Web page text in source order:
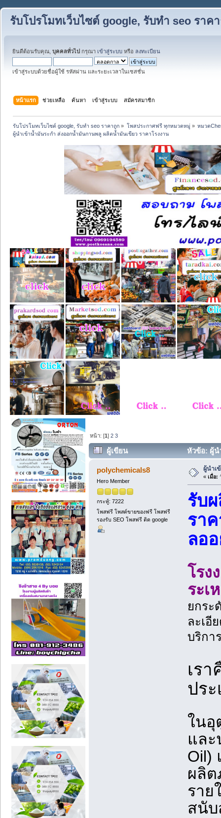
รับโปรโมทเว็บไซต์ google, รับทำ seo ราค
ยินดีต้อนรับคุณ, บุคคลทั่วไป กรุณา เข้าสู่ระบบ หรือ ลงทะเบียน
เข้าสู่ระบบด้วยชื่อผู้ใช้ รหัสผ่าน และระยะเวลาในเซสชั่น
หน้าแรก ช่วยเหลือ ค้นหา เข้าสู่ระบบ สมัครสมาชิก
รับโปรโมทเว็บไซต์ google, รับทำ seo ราคาถูก » โพสประกาศฟรี ทุกหมวดหมู่» หมวด
ผู้นำเข้าน้ำมันระกำ ส่งออกน้ำมันกานพลู ผลิตน้ำมันเขียว ราคาโรงงาน
หน้า: [1]2 3
ผู้เขียน หัวข้อ: ผู้น
polychemicals8
Hero Member
กระทู้: 7222
โพสฟรี โพสต์ขายของฟรี โพสฟรี
รองรับ SEO โพสฟรี ติด google
ผู้นำเ
« เมื่อ:
รับ
รา
ลอ
โรง
ระเ
ยกระ
ละเอี
บริกา
เร
ประ
ในอุ
และ
Oil)
ผลิ
ราย
สนับ